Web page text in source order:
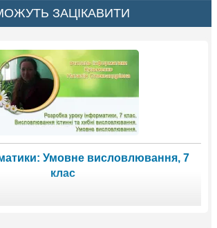
ЗАЦІКАВИТИ
Умовне висловлювання, 7
клас